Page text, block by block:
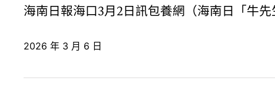
海南日報海口3月2日訊包養網（海南日「牛
2026 年 3 月 6 日